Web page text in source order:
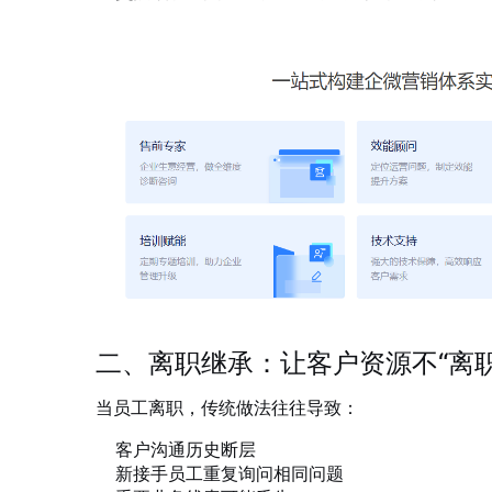
二、离职继承：让客户资源不“离
当员工离职，传统做法往往导致：
客户沟通历史断层
新接手员工重复询问相同问题